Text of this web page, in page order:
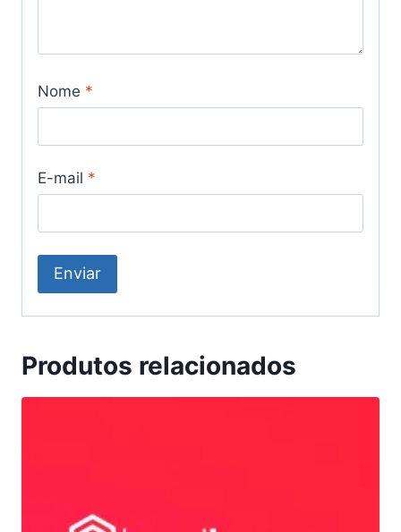
Nome *
E-mail *
Produtos relacionados